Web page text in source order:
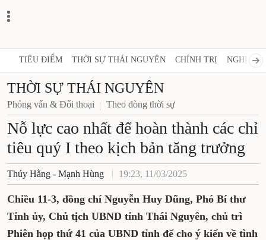
TIÊU ĐIỂM THỜI SỰ THÁI NGUYÊN CHÍNH TRỊ NGHỊ
THỜI SỰ THÁI NGUYÊN
Phỏng vấn & Đối thoại Theo dòng thời sự
Nỗ lực cao nhất để hoàn thành các chỉ
tiêu quý I theo kịch bản tăng trưởng
Thúy Hằng - Mạnh Hùng 19:23, 11/03/2025
Chiều 11-3, đồng chí Nguyễn Huy Dũng, Phó Bí thư
Tỉnh ủy, Chủ tịch UBND tỉnh Thái Nguyên, chủ trì
Phiên họp thứ 41 của UBND tỉnh để cho ý kiến về tình